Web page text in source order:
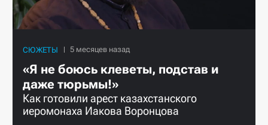
СЮЖЕТЫ
«Я не боюсь клеветы, подстав и
даже тюрьмы!»
Как готовили арест казахстанского
иеромонаха Иакова Воронцова